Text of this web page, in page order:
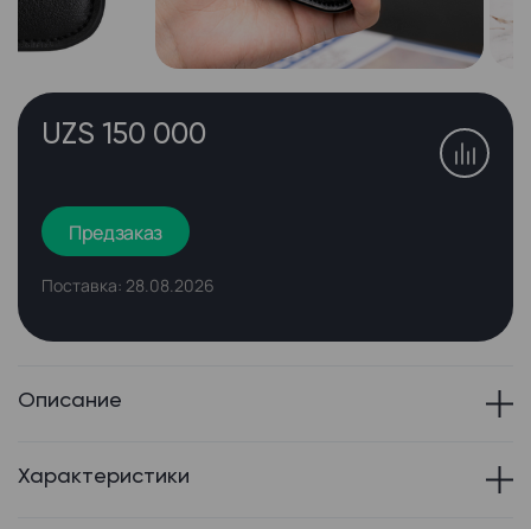
Описание
Характеристики
UZS 150 000
Предзаказ
Поставка: 28.08.2026